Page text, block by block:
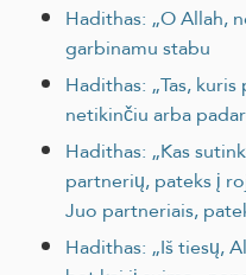
Hadithas: „O Allah,
garbinamu stabu
Hadithas: „Tas,
netikinčiu arba
Hadithas: „Kas
partnerių, pateks į
Juo partneriais,
Hadithas: „Iš tiesų,